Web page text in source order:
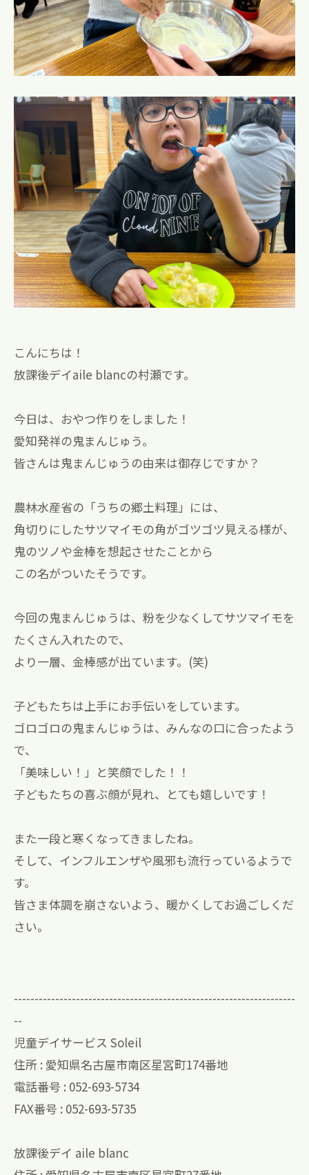
こんにちは！
放課後デイaile blancの村瀬です。
今日は、おやつ作りをしました！
愛知発祥の鬼まんじゅう。
皆さんは鬼まんじゅうの由来は御存じですか？
農林水産省の「うちの郷土料理」には、
角切りにしたサツマイモの角がゴツゴツ見える様が、
鬼のツノや金棒を想起させたことから
この名がついたそうです。
今回の鬼まんじゅうは、粉を少なくしてサツマイモを
たくさん入れたので、
より一層、金棒感が出ています。(笑)
子どもたちは上手にお手伝いをしています。
ゴロゴロの鬼まんじゅうは、みんなの口に合ったよう
で、
「美味しい！」と笑顔でした！！
子どもたちの喜ぶ顔が見れ、とても嬉しいです！
また一段と寒くなってきましたね。
そして、インフルエンザや風邪も流行っているようで
す。
皆さま体調を崩さないよう、暖かくしてお過ごしくだ
さい。
--------------------------------------------------------------------
--
児童デイサービス Soleil
住所 : 愛知県名古屋市南区星宮町174番地
電話番号 : 052-693-5734
FAX番号 : 052-693-5735
放課後デイ aile blanc